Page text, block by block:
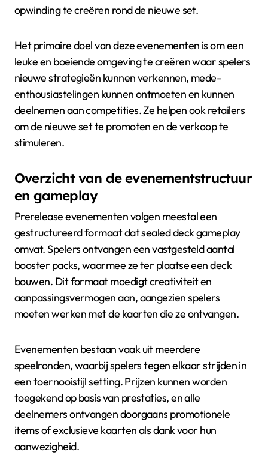
opwinding te creëren rond de nieuwe set.
Het primaire doel van deze evenementen is om een
leuke en boeiende omgeving te creëren waar spelers
nieuwe strategieën kunnen verkennen, mede-
enthousiastelingen kunnen ontmoeten en kunnen
deelnemen aan competities. Ze helpen ook retailers
om de nieuwe set te promoten en de verkoop te
stimuleren.
Overzicht van de evenementstructuur
en gameplay
Prerelease evenementen volgen meestal een
gestructureerd formaat dat sealed deck gameplay
omvat. Spelers ontvangen een vastgesteld aantal
booster packs, waarmee ze ter plaatse een deck
bouwen. Dit formaat moedigt creativiteit en
aanpassingsvermogen aan, aangezien spelers
moeten werken met de kaarten die ze ontvangen.
Evenementen bestaan vaak uit meerdere
speelronden, waarbij spelers tegen elkaar strijden in
een toernooistijl setting. Prijzen kunnen worden
toegekend op basis van prestaties, en alle
deelnemers ontvangen doorgaans promotionele
items of exclusieve kaarten als dank voor hun
aanwezigheid.